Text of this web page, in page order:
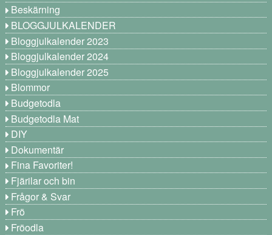
Beskärning
BLOGGJULKALENDER
Bloggjulkalender 2023
Bloggjulkalender 2024
Bloggjulkalender 2025
Blommor
Budgetodla
Budgetodla Mat
DIY
Dokumentär
Fina Favoriter!
Fjärilar och bin
Frågor & Svar
Frö
Fröodla